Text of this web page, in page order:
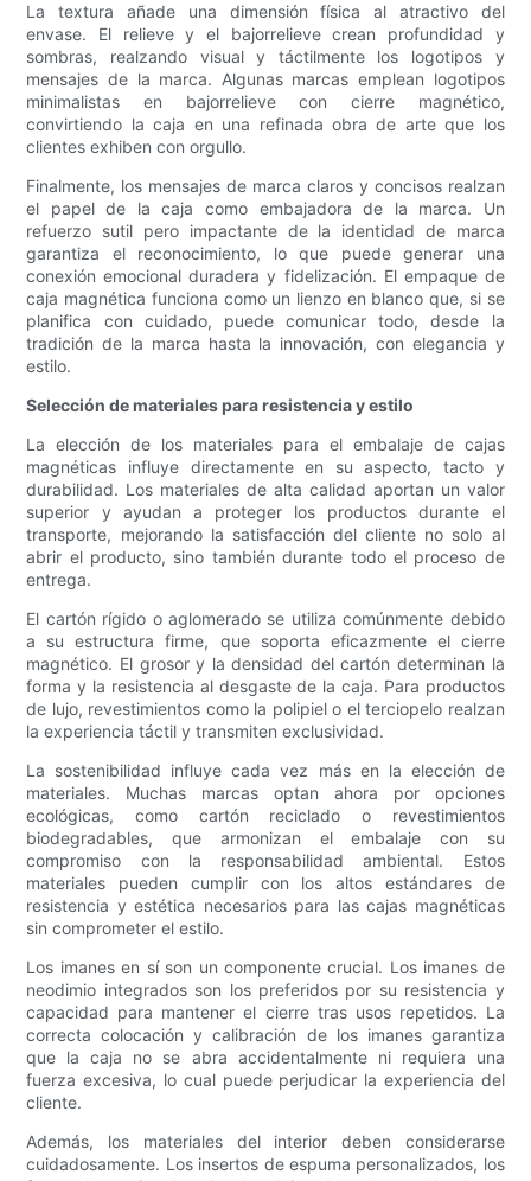
La textura añade una dimensión física al atractivo del
envase. El relieve y el bajorrelieve crean profundidad y
sombras, realzando visual y táctilmente los logotipos y
mensajes de la marca. Algunas marcas emplean logotipos
minimalistas en bajorrelieve con cierre magnético,
convirtiendo la caja en una refinada obra de arte que los
clientes exhiben con orgullo.
Finalmente, los mensajes de marca claros y concisos realzan
el papel de la caja como embajadora de la marca. Un
refuerzo sutil pero impactante de la identidad de marca
garantiza el reconocimiento, lo que puede generar una
conexión emocional duradera y fidelización. El empaque de
caja magnética funciona como un lienzo en blanco que, si se
planifica con cuidado, puede comunicar todo, desde la
tradición de la marca hasta la innovación, con elegancia y
estilo.
Selección de materiales para resistencia y estilo
La elección de los materiales para el embalaje de cajas
magnéticas influye directamente en su aspecto, tacto y
durabilidad. Los materiales de alta calidad aportan un valor
superior y ayudan a proteger los productos durante el
transporte, mejorando la satisfacción del cliente no solo al
abrir el producto, sino también durante todo el proceso de
entrega.
El cartón rígido o aglomerado se utiliza comúnmente debido
a su estructura firme, que soporta eficazmente el cierre
magnético. El grosor y la densidad del cartón determinan la
forma y la resistencia al desgaste de la caja. Para productos
de lujo, revestimientos como la polipiel o el terciopelo realzan
la experiencia táctil y transmiten exclusividad.
La sostenibilidad influye cada vez más en la elección de
materiales. Muchas marcas optan ahora por opciones
ecológicas, como cartón reciclado o revestimientos
biodegradables, que armonizan el embalaje con su
compromiso con la responsabilidad ambiental. Estos
materiales pueden cumplir con los altos estándares de
resistencia y estética necesarios para las cajas magnéticas
sin comprometer el estilo.
Los imanes en sí son un componente crucial. Los imanes de
neodimio integrados son los preferidos por su resistencia y
capacidad para mantener el cierre tras usos repetidos. La
correcta colocación y calibración de los imanes garantiza
que la caja no se abra accidentalmente ni requiera una
fuerza excesiva, lo cual puede perjudicar la experiencia del
cliente.
Además, los materiales del interior deben considerarse
cuidadosamente. Los insertos de espuma personalizados, los